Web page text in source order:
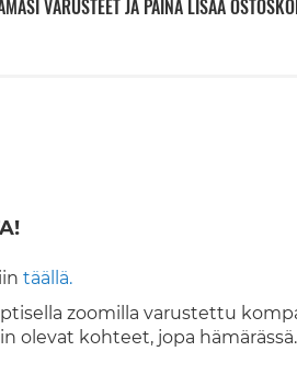
VARUSTEET JA PAINA LISÄÄ
täällä.
zoomilla varustettu
olevat kohteet, jopa hämärässä.